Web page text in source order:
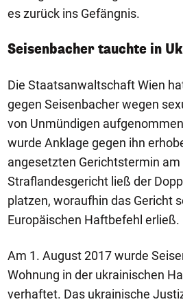
es zurück ins Gefängnis.
Seisenbacher tauchte in
Die Staatsanwaltschaft Wien
gegen Seisenbacher wegen
von Unmündigen
wurde Anklage gegen ihn
angesetzten Gerichtstermin am
Straflandesgericht ließ der
platzen, woraufhin das Gericht
Europäischen Haftbefehl erließ.
Am 1. August 2017 wurde
Wohnung in der ukrainischen
verhaftet. Das ukrainische